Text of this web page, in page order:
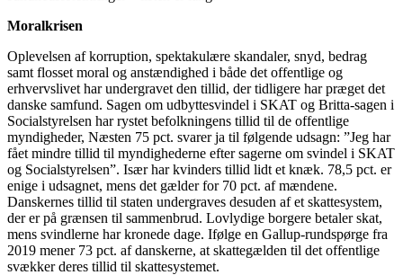
Moralkrisen
Oplevelsen af korruption, spektakulære skandaler, snyd, bedrag
samt flosset moral og anstændighed i både det offentlige og
erhvervslivet har undergravet den tillid, der tidligere har præget det
danske samfund. Sagen om udbyttesvindel i SKAT og Britta-sagen i
Socialstyrelsen har rystet befolkningens tillid til de offentlige
myndigheder, Næsten 75 pct. svarer ja til følgende udsagn: ”Jeg har
fået mindre tillid til myndighederne efter sagerne om svindel i SKAT
og Socialstyrelsen”. Især har kvinders tillid lidt et knæk. 78,5 pct. er
enige i udsagnet, mens det gælder for 70 pct. af mændene.
Danskernes tillid til staten undergraves desuden af et skattesystem,
der er på grænsen til sammenbrud. Lovlydige borgere betaler skat,
mens svindlerne har kronede dage. Ifølge en Gallup-rundspørge fra
2019 mener 73 pct. af danskerne, at skattegælden til det offentlige
svækker deres tillid til skattesystemet.